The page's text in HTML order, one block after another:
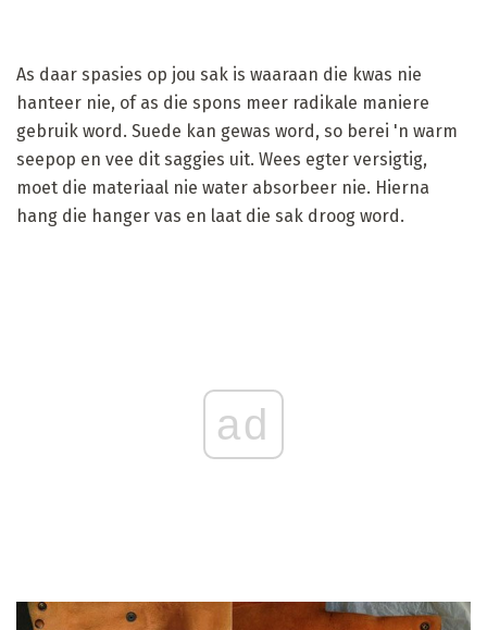
As daar spasies op jou sak is waaraan die kwas nie
hanteer nie, of as die spons meer radikale maniere
gebruik word. Suede kan gewas word, so berei 'n warm
seepop en vee dit saggies uit. Wees egter versigtig,
moet die materiaal nie water absorbeer nie. Hierna
hang die hanger vas en laat die sak droog word.
ad